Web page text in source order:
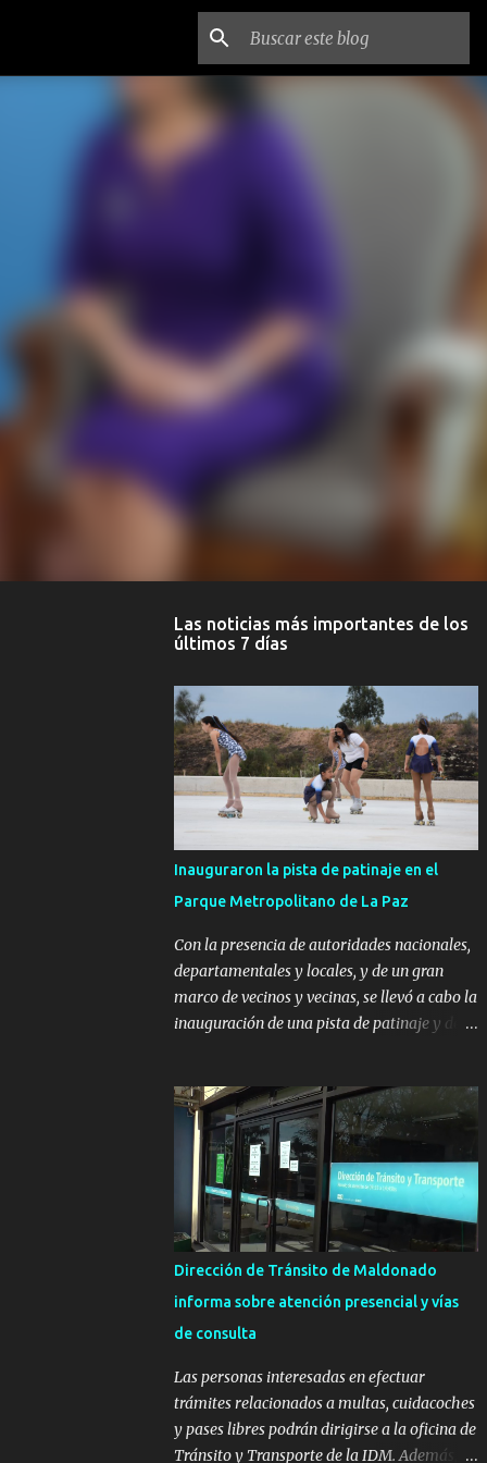
Las noticias más importantes de los
últimos 7 días
Inauguraron la pista de patinaje en el
Parque Metropolitano de La Paz
Con la presencia de autoridades nacionales,
departamentales y locales, y de un gran
marco de vecinos y vecinas, se llevó a cabo la
inauguración de una pista de patinaje y de
con el apoyo del Fondo + Local que es
impulsado por el Programa Uruguay
Integra, de la Dirección de Descentralización
e Inversión Pública de OPP, así como aportes
del Gobierno de Canelones y del Ministerio
de Transporte y Obras Públicas. La nueva
infraestructura deportiva consiste en una
hormigón sobre sus laterales. Su destino
será polifuncional, permitiendo la práctica
de eventos culturales. Próximo a la pista, se
instalaron juegos infantiles y equipamiento
urbano (bancos de hormigón y sets de
Dirección de Tránsito de Maldonado
informa sobre atención presencial y vías
de consulta
Las personas interesadas en efectuar
trámites relacionados a multas, cuidacoches
y pases libres podrán dirigirse a la oficina de
Tránsito y Transporte de la IDM. Además, la